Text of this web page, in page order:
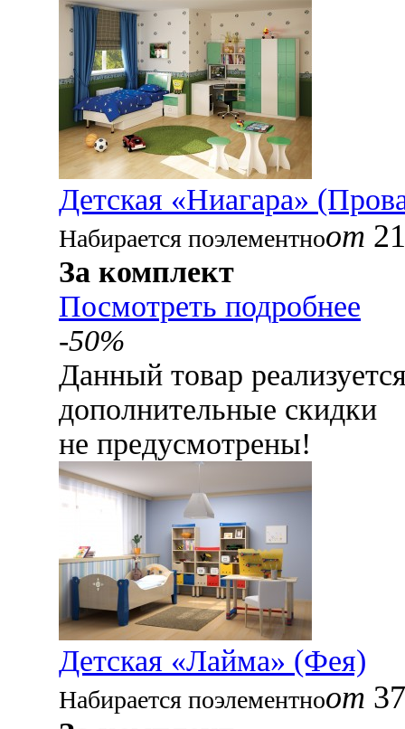
Детская «Ниагара»
Набирается поэлементноот
За комплект
Посмотреть подробнее
-50%
Данный товар
дополнительные скидки
не предусмотрены!
Детская «Лайма» (Фея)
Набирается поэлементноот